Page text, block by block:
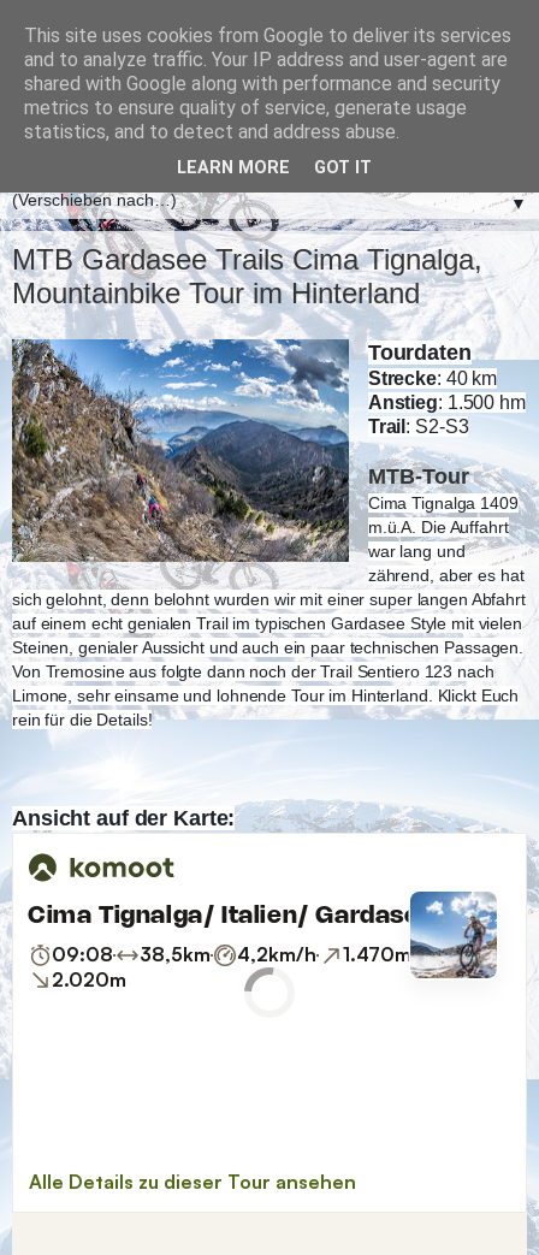
▼
MTB Gardasee Trails Cima Tignalga,
Mountainbike Tour im Hinterland
Tourdaten
Strecke: 40 km
Anstieg: 1.500 hm
Trail : S2-S3
MTB-Tour
Cima Tignalga 1409
m.ü.A. Die Auffahrt
war lang und
zährend, aber es hat
sich gelohnt, denn belohnt wurden wir mit einer super langen Abfahrt
auf einem echt genialen Trail im typischen Gardasee Style mit vielen
Steinen, genialer Aussicht und auch ein paar technischen Passagen.
Von Tremosine aus folgte dann noch der Trail Sentiero 123 nach
Limone, sehr einsame und lohnende Tour im Hinterland. Klickt Euch
rein für die Details!
Ansicht auf der Karte:
This site uses cookies from Google to deliver its services
and to analyze traffic. Your IP address and user-agent are
shared with Google along with performance and security
metrics to ensure quality of service, generate usage
statistics, and to detect and address abuse.
LEARN MORE GOT IT